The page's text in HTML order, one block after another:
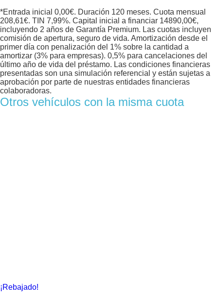
*Entrada inicial 0,00€. Duración 120 meses. Cuota mensual
208,61€. TIN 7,99%. Capital inicial a financiar 14890,00€,
incluyendo 2 años de Garantía Premium. Las cuotas incluyen
comisión de apertura, seguro de vida. Amortización desde el
primer día con penalización del 1% sobre la cantidad a
amortizar (3% para empresas). 0,5% para cancelaciones del
último año de vida del préstamo. Las condiciones financieras
presentadas son una simulación referencial y están sujetas a
aprobación por parte de nuestras entidades financieras
colaboradoras.
Otros vehículos con la misma cuota
¡Rebajado!